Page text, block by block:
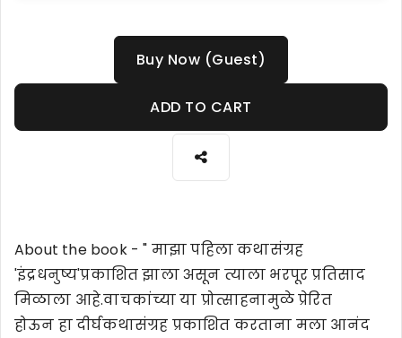
Buy Now (Guest)
ADD TO CART
About the book - " माझा पहिला कथासंग्रह
'इंद्रधनुष्य'प्रकाशित झाला असून त्याला भरपूर प्रतिसाद
मिळाला आहे.वाचकांच्या या प्रोत्साहनामुळे प्रेरित
होऊन हा दीर्घकथासंग्रह प्रकाशित करताना मला आनंद